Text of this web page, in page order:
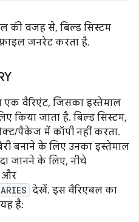
की वजह से, बिल्ड सिस्टम
फ़ाइल जनरेट करता है.
एक वैरिएंट, जिसका इस्तेमाल
किया जाता है. बिल्ड सिस्टम,
पैकेज में कॉपी नहीं करता.
बनाने के लिए उनका इस्तेमाल
जानने के लिए, नीचे
और
देखें. इस वैरिएबल का
है: